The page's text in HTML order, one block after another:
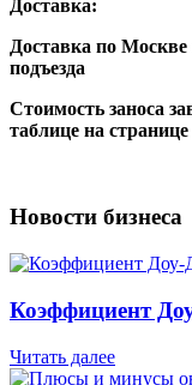
Доставка:
Доставка по
подъезда
Стоимость заноса
таблице на
Новости бизнеса
Коэффициент
Читать далее